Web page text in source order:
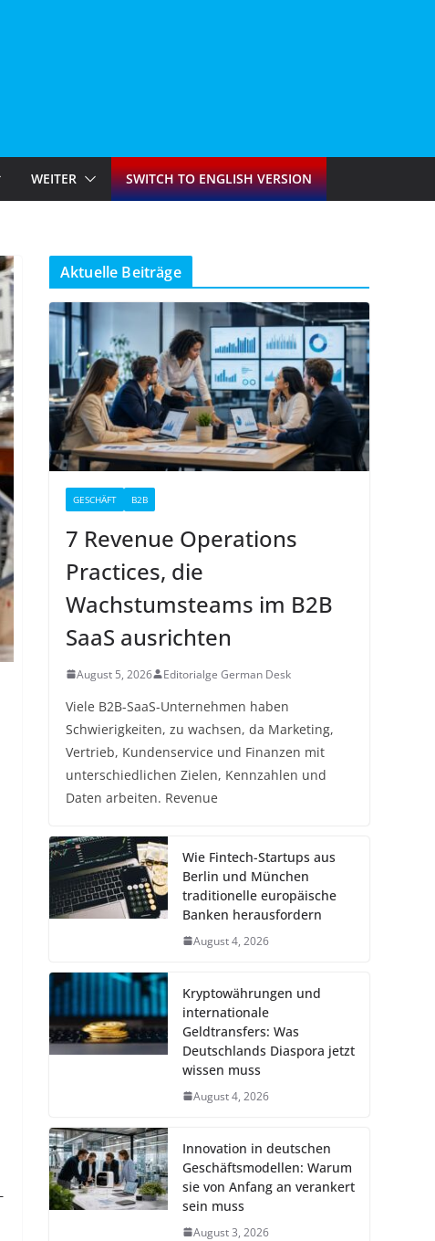
WEITER SWITCH TO ENGLISH VERSION
Aktuelle Beiträge
GESCHÄFT B2B
7 Revenue Operations
Practices, die
Wachstumsteams im B2B
SaaS ausrichten
August 5, 2026 Editorialge German Desk
Viele B2B-SaaS-Unternehmen haben
Schwierigkeiten, zu wachsen, da Marketing,
Vertrieb, Kundenservice und Finanzen mit
unterschiedlichen Zielen, Kennzahlen und
Daten arbeiten. Revenue
Wie Fintech-Startups aus
Berlin und München
traditionelle europäische
Banken herausfordern
August 4, 2026
Kryptowährungen und
internationale
Geldtransfers: Was
Deutschlands Diaspora jetzt
wissen muss
August 4, 2026
Innovation in deutschen
Geschäftsmodellen: Warum
sie von Anfang an verankert
sein muss
August 3, 2026